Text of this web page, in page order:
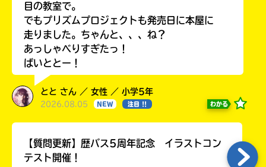
目の教室で。
でもプリズムプロジェクトも発売日に本屋に
走りました。ちゃんと、、、ね？
あっしゃべりすぎたっ！
ばいととー！
とと さん ／ 女性 ／ 小学5年
2026.08.05 NEW 注目 !! わかる
【質問更新】歴バス5周年記念 イラストコン
テスト開催！